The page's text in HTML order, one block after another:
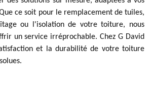
ce soit pour le remplacement de tuiles,
ou l'isolation de votre toiture, nous
un service irréprochable. Chez G David
et la durabilité de votre toiture